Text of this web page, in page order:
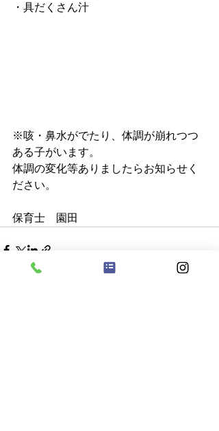
・具だくさん汁
※咳・鼻水がでたり、体調が崩れつつ
ある子がいます。
体調の変化等ありましたらお知らせく
ださい。
保育士　園田